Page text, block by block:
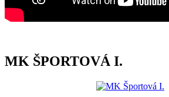
MK ŠPORTOVÁ I.